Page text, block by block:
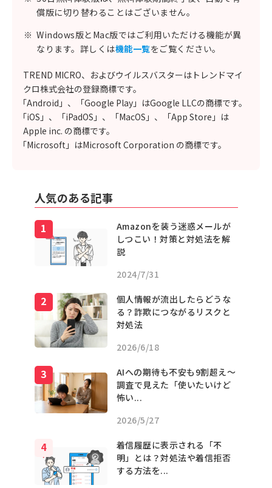
償版に切り替わることはございません。
※ Windows版とMac版ではご利用いただける機能が異
なります。詳しくは機能一覧をご覧ください。
TREND MICRO、およびウイルスバスターはトレンドマイ
クロ株式会社の登録商標です。
「Android」、「Google Play」はGoogle LLCの商標です。
「iOS」、「iPadOS」、「MacOS」、「App Store」は
Apple inc. の商標です。
「Microsoft」はMicrosoft Corporation の商標です。
人気のある記事
Amazonを装う迷惑メールが
しつこい！対策と対処法を解
説
2024/7/31
個人情報が流出したらどうな
る？詐欺につながるリスクと
対処法
2026/6/18
AIへの期待も不安も9割超え〜
調査で見えた「使いたいけど
怖い...
2026/5/27
着信履歴に表示される「不
明」とは？対処法や着信拒否
する方法を...